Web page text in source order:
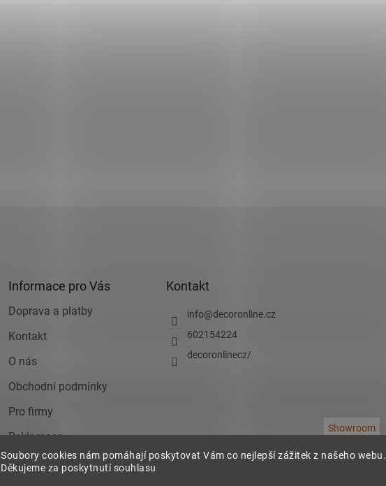
Soubory cookies nám pomáhají poskytovat Vám co nejlepší zážitek z našeho webu.
Děkujeme za poskytnutí souhlasu
Informace pro Vás
Doprava a platby
Kontakt
O nás
Obchodní podmínky
Pro firmy
Reklamace
Zásady ochrany osobních
údajů
Kontakt
info@decoronline.cz
602154224
decoronlinecz/
Showroom